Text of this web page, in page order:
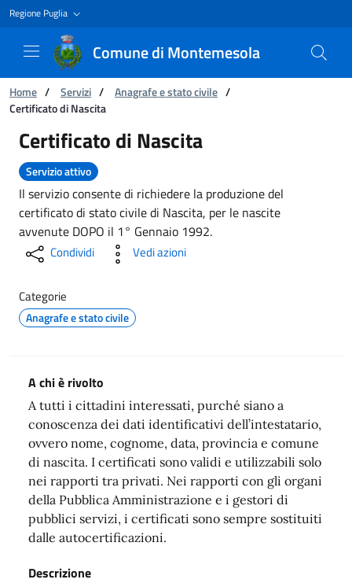
Regione Puglia
Comune di Montemesola
Ti trovi in:
Home / Servizi / Anagrafe e stato civile /
Certificato di Nascita
Certificato di Nascita
Certificato di Nascita
Servizio attivo
Il servizio consente di richiedere la produzione del
certificato di stato civile di Nascita, per le nascite
avvenute DOPO il 1° Gennaio 1992.
Condividi Vedi azioni
Categorie
Anagrafe e stato civile
A chi è rivolto
A tutti i cittadini interessati, purché siano a
conoscenza dei dati identificativi dell’intestatario,
ovvero nome, cognome, data, provincia e comune
di nascita. I certificati sono validi e utilizzabili solo
nei rapporti tra privati. Nei rapporti con gli organi
della Pubblica Amministrazione e i gestori di
pubblici servizi, i certificati sono sempre sostituiti
dalle autocertificazioni.
Descrizione